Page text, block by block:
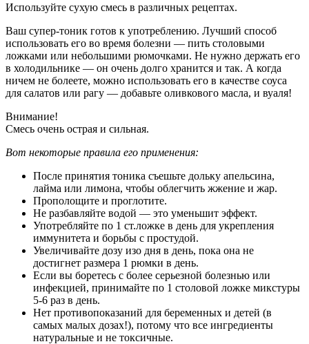
Используйте сухую смесь в различных рецептах.
Ваш супер-тоник готов к употреблению. Лучший способ
использовать его во время болезни — пить столовыми
ложками или небольшими рюмочками. Не нужно держать его
в холодильнике — он очень долго хранится и так. А когда
ничем не болеете, можно использовать его в качестве соуса
для салатов или рагу — добавьте оливкового масла, и вуаля!
Внимание!
Смесь очень острая и сильная.
Вот некоторые правила его применения:
После принятия тоника съешьте дольку апельсина,
лайма или лимона, чтобы облегчить жжение и жар.
Прополощите и проглотите.
Не разбавляйте водой — это уменьшит эффект.
Употребляйте по 1 ст.ложке в день для укрепления
иммунитета и борьбы с простудой.
Увеличивайте дозу изо дня в день, пока она не
достигнет размера 1 рюмки в день.
Если вы боретесь с более серьезной болезнью или
инфекцией, принимайте по 1 столовой ложке микстуры
5-6 раз в день.
Нет противопоказаний для беременных и детей (в
самых малых дозах!), потому что все ингредиенты
натуральные и не токсичные.